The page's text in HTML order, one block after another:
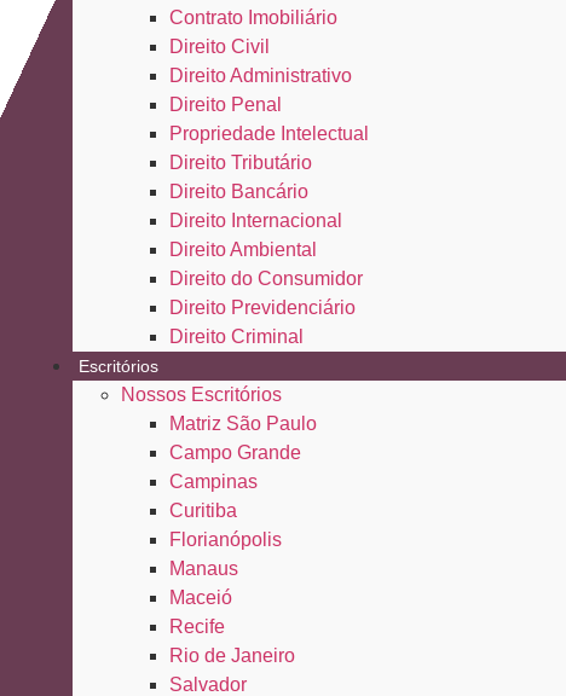
Contrato Imobiliário
Direito Civil
Direito Administrativo
Direito Penal
Propriedade Intelectual
Direito Tributário
Direito Bancário
Direito Internacional
Direito Ambiental
Direito do Consumidor
Direito Previdenciário
Direito Criminal
Escritórios
Nossos Escritórios
Matriz São Paulo
Campo Grande
Campinas
Curitiba
Florianópolis
Manaus
Maceió
Recife
Rio de Janeiro
Salvador